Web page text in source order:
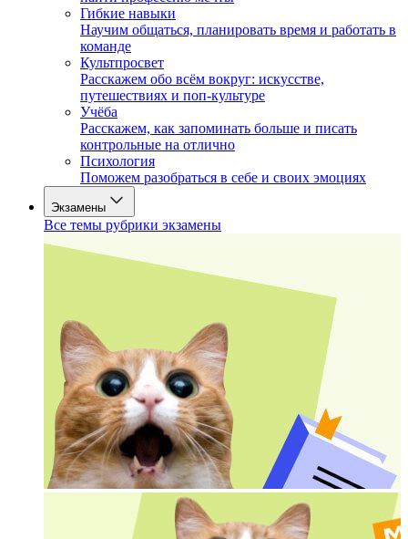
Гибкие навыки
Научим общаться, планировать время и работать в
команде
Культпросвет
Расскажем обо всём вокруг: искусстве,
путешествиях и поп-культуре
Учёба
Расскажем, как запоминать больше и писать
контрольные на отлично
Психология
Поможем разобраться в себе и своих эмоциях
Экзамены
Все темы рубрики экзамены